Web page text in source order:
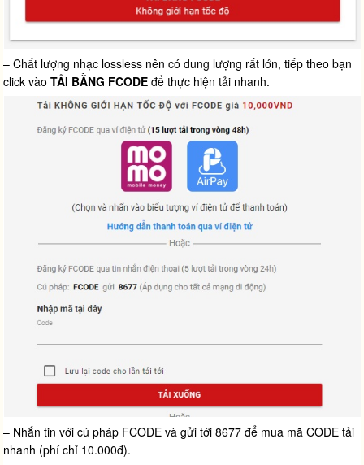
– Chất lượng nhạc lossless nên có dung lượng rất lớn, tiếp theo bạn
click vàoTẢI BẰNG FCODEđể thực hiện tải nhanh.
– Nhắn tin với cú pháp FCODE và gửi tới 8677 để mua mã CODE tải
nhanh (phí chỉ 10.000đ).